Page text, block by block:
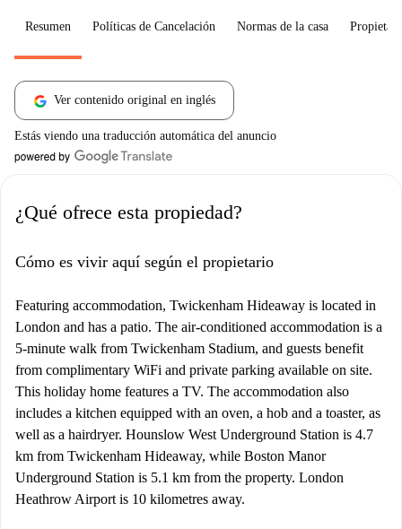
Resumen Políticas de Cancelación Normas de la casa
Ver contenido original en inglés
Estás viendo una traducción automática del anuncio
¿Qué ofrece esta propiedad?
Cómo es vivir aquí según el propietario
Featuring accommodation, Twickenham Hideaway is located in
London and has a patio. The air-conditioned accommodation is a
5-minute walk from Twickenham Stadium, and guests benefit
from complimentary WiFi and private parking available on site.
This holiday home features a TV. The accommodation also
includes a kitchen equipped with an oven, a hob and a toaster, as
well as a hairdryer. Hounslow West Underground Station is 4.7
km from Twickenham Hideaway, while Boston Manor
Underground Station is 5.1 km from the property. London
Heathrow Airport is 10 kilometres away.